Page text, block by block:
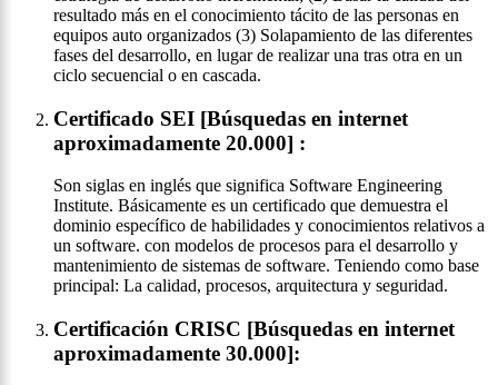
resultado más en el conocimiento tácito de las personas en
equipos auto organizados (3) Solapamiento de las diferentes
fases del desarrollo, en lugar de realizar una tras otra en un
ciclo secuencial o en cascada.
Certificado SEI [Búsquedas en internet
aproximadamente 20.000] :
Son siglas en inglés que significa Software Engineering
Institute. Básicamente es un certificado que demuestra el
dominio específico de habilidades y conocimientos relativos a
un software. con modelos de procesos para el desarrollo y
mantenimiento de sistemas de software. Teniendo como base
principal: La calidad, procesos, arquitectura y seguridad.
Certificación CRISC [Búsquedas en internet
aproximadamente 30.000]: